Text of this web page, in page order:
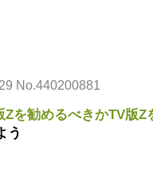
No.440200881
を勧めるべきかTV版
う